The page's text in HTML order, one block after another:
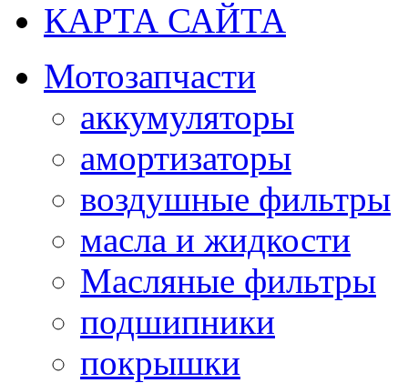
КАРТА САЙТА
Мотозапчасти
аккумуляторы
амортизаторы
воздушные фильтры
масла и жидкости
Масляные фильтры
подшипники
покрышки